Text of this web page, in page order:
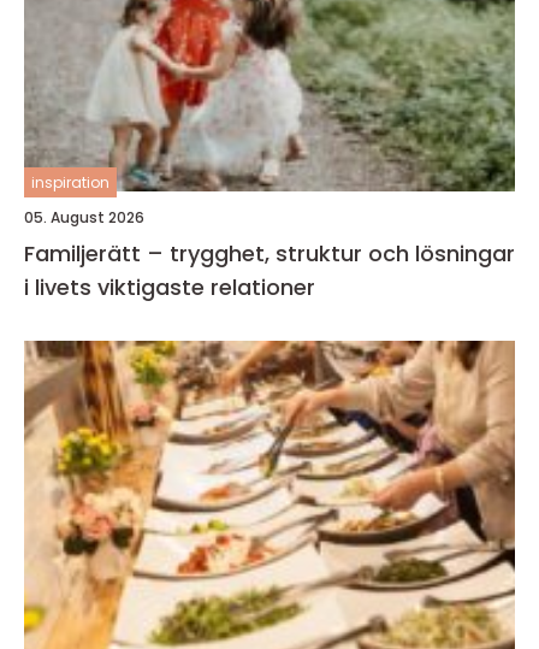
inspiration
05. August 2026
Familjerätt – trygghet, struktur och lösningar
i livets viktigaste relationer